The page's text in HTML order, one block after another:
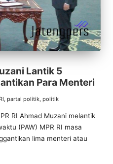
Lantik 5
Para Menteri
, partai politik, politik
RI Ahmad Muzani melantik
(PAW) MPR RI masa
lima menteri atau